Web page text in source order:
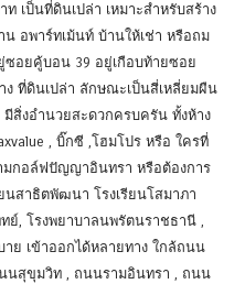
ท เป็นที่ดินเปล่า เหมาะสำหรับสร้าง
อพาร์ทเม้นท์ บ้านให้เช่า หรือถม
ซอยคู้บอน 39 อยู่เกือบท้ายซอย
ง ที่ดินเปล่า ลักษณะเป็นสี่เหลี่ยมผืน
สิ่งอำนวยสะดวกครบครัน ทั้งห้าง
, บิ๊กซี ,โฮมโปร หรือ ใครที่
กอล์ฟปัญญาอินทรา หรือต้องการ
นสาธิตพัฒนา โรงเรียนโสมาภา
ย์, โรงพยาบาลนพรัตนราชธานี ,
ย เข้าออกได้หลายทาง ใกล้ถนน
นสุขุมวิท , ถนนรามอินทรา , ถนน